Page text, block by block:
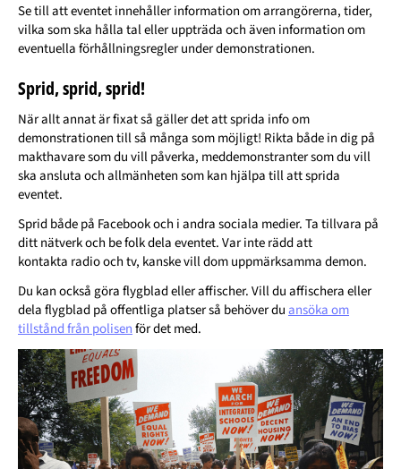
Se till att eventet innehåller information om arrangörerna, tider,
vilka som ska hålla tal eller uppträda och även information om
eventuella förhållningsregler under demonstrationen.
Sprid, sprid, sprid!
När allt annat är fixat så gäller det att sprida info om
demonstrationen till så många som möjligt! Rikta både in dig på
makthavare som du vill påverka, meddemonstranter som du vill
ska ansluta och allmänheten som kan hjälpa till att sprida
eventet.
Sprid både på Facebook och i andra sociala medier. Ta tillvara på
ditt nätverk och be folk dela eventet. Var inte rädd att
kontakta radio och tv, kanske vill dom uppmärksamma demon.
Du kan också göra flygblad eller affischer. Vill du affischera eller
dela flygblad på offentliga platser så behöver duansöka om
tillstånd från polisenför det med.